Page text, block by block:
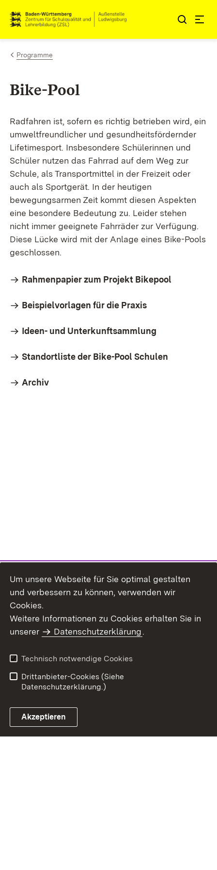
Zum Inhalt springen
Link zur Startseite
Programme
Bike-Pool
Radfahren ist, sofern es richtig betrieben wird, ein
umweltfreundlicher und gesundheitsfördernder
Lifetimesport. Insbesondere Schülerinnen und
Schüler nutzen das Fahrrad auf dem Weg zur
Schule, als Transportmittel in der Freizeit oder
auch als Sportgerät. In der heutigen
bewegungsarmen Zeit kommt diesen Aspekten
eine besondere Bedeutung zu. Leider stehen
nicht immer geeignete Fahrräder zur Verfügung.
Diese Lücke wird mit der Anlage eines Bike-Pools
geschlossen.
Rahmenpapier zum Projekt Bikepool
Beispielvorlagen für die Praxis
Ideen- und Unterkunftsammlung
Standortliste der Bike-Pool Schulen
Archiv
Benutzungshinweise
Erklärung zur
Um unsere Webseite für Sie optimal gestalten
und verbessern zu können, verwenden wir
Cookies.
Weitere Informationen zu Cookies erhalten Sie in
unserer
Datenschutzerklärung.
Technisch notwendige Cookies
Drittanbieter-Cookies (Siehe
Datenschutzerklärung.)
Akzeptieren